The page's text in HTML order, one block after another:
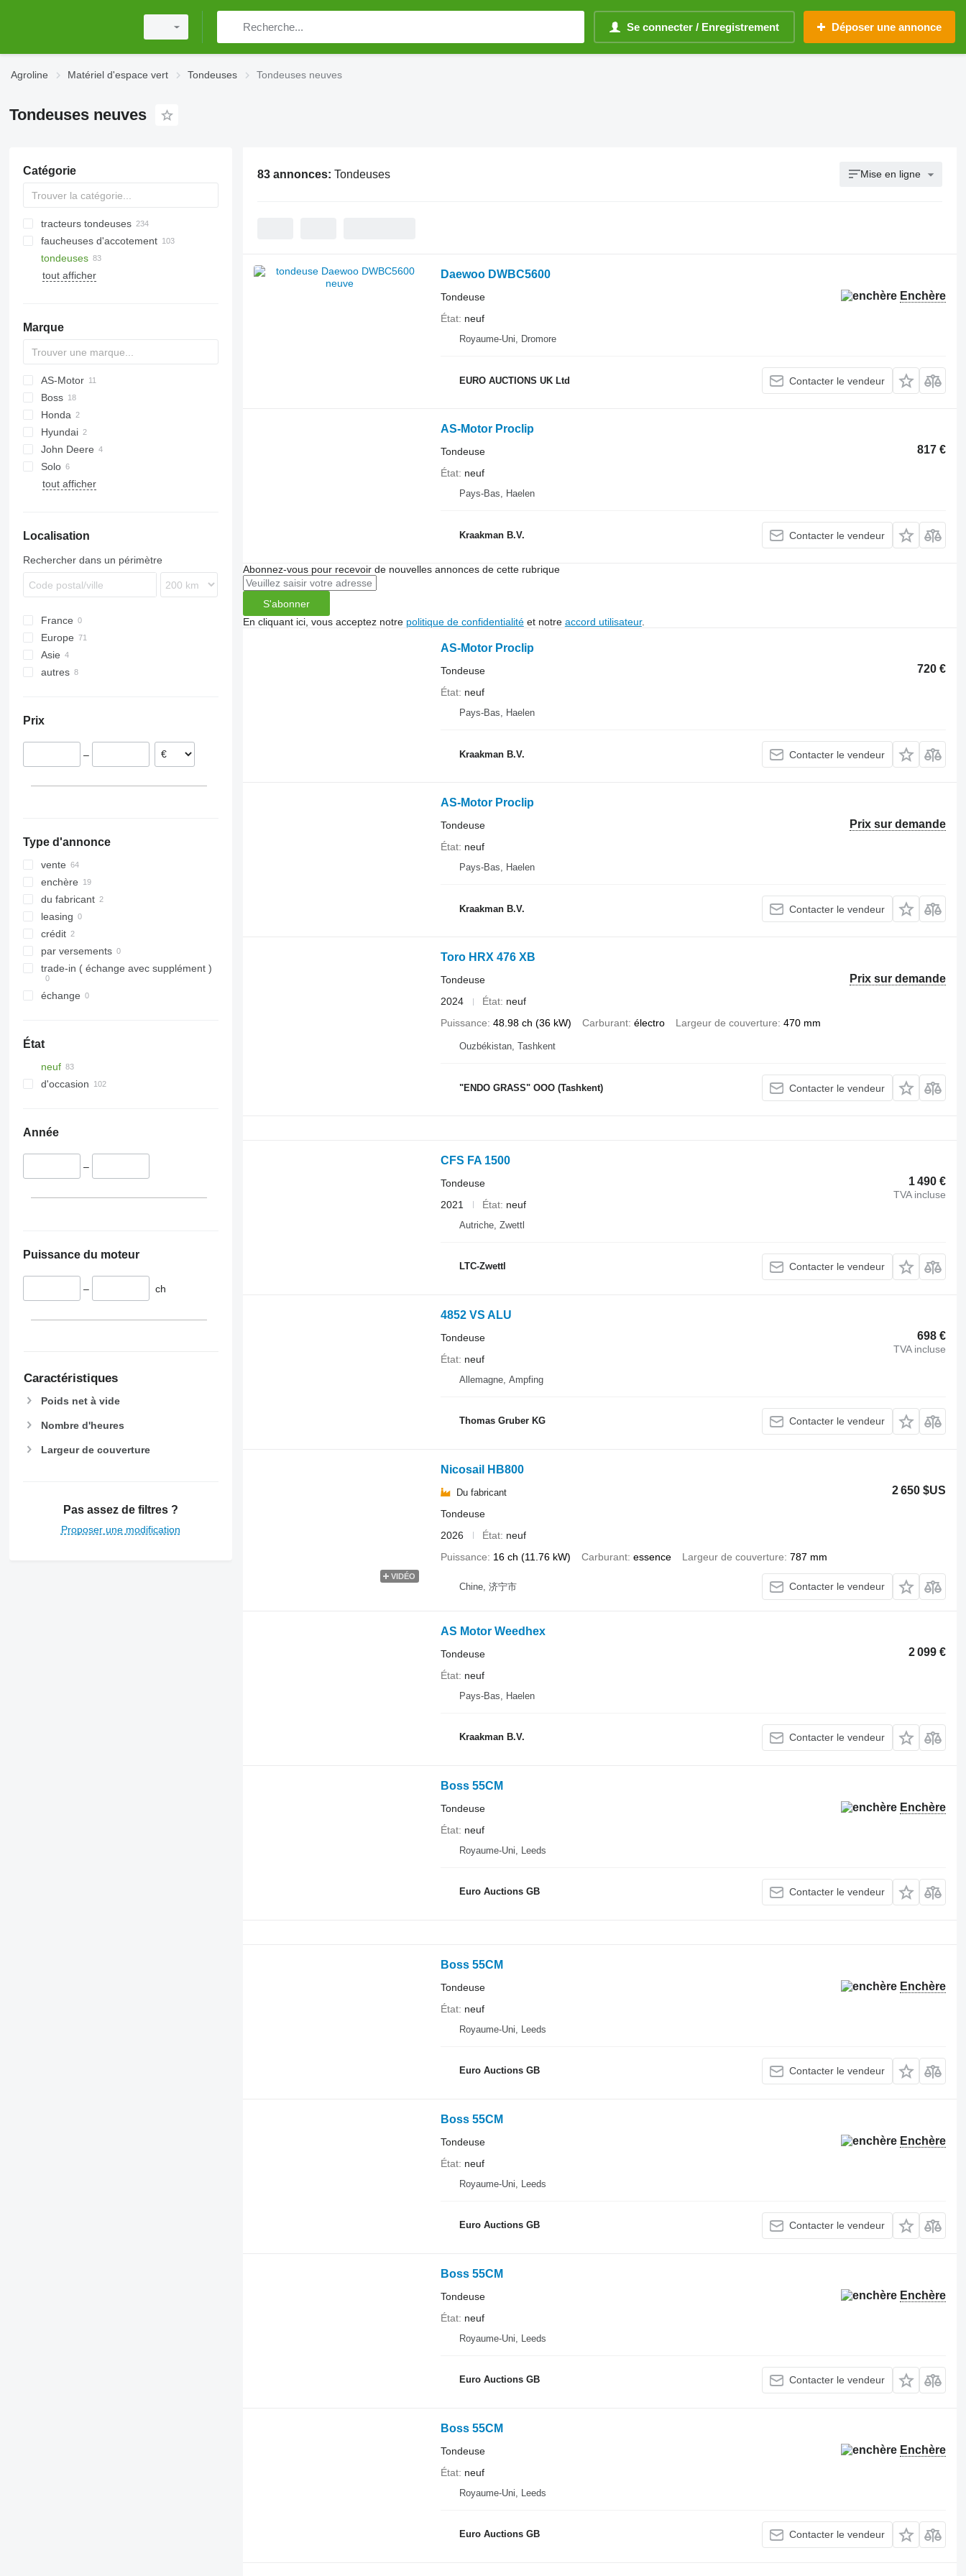
Se connecter / Enregistrement Déposer une annonce
Agroline Matériel d'espace vert Tondeuses Tondeuses neuves
Tondeuses neuves
Catégorie
tracteurs tondeuses
faucheuses d'accotement
tondeuses
équipements de protection
individuelle
sécateurs
pelles
tout afficher
Marque
AS-Motor
AS
Boss
E
Honda
HRD
HRH
Hyundai
John Deere
Solo
RMA
tout afficher
Localisation
Rechercher dans un périmètre
France
Europe
Allemagne
Autriche
Asie
Ouzbékistan
autres
Prix
–
Type d'annonce
vente
enchère
du fabricant
leasing
crédit
par versements
trade-in ( échange avec supplément )
échange
État
neuf
d'occasion
Année
–
Puissance du moteur
– ch
Caractéristiques
Poids net à vide
Nombre d'heures
Largeur de couverture
Pas assez de filtres ?
Proposer une modification
83 annonces: Tondeuses Mise en ligne
Daewoo DWBC5600
Enchère
Tondeuse
État neuf
Royaume-Uni, Dromore
EURO AUCTIONS UK Ltd Contacter le vendeur
AS-Motor Proclip
817 €
Tondeuse
État neuf
Pays-Bas, Haelen
Kraakman B.V. Contacter le vendeur
Abonnez-vous pour recevoir de nouvelles annonces de cette rubrique
S'abonner
En cliquant ici, vous acceptez notre politique de confidentialitéet notre accord utilisateur.
AS-Motor Proclip
720 €
Tondeuse
État neuf
Pays-Bas, Haelen
Kraakman B.V. Contacter le vendeur
AS-Motor Proclip
Prix sur demande
Tondeuse
État neuf
Pays-Bas, Haelen
Kraakman B.V. Contacter le vendeur
Toro HRX 476 XB
Prix sur demande
Tondeuse
2024
État neuf
Puissance 48.98 ch (36 kW) Carburant électro Largeur de couverture 470 mm
Ouzbékistan, Tashkent
"ENDO GRASS" OOO (Tashkent) Contacter le vendeur
CFS FA 1500
1 490 €
TVA incluse
Tondeuse
2021
État neuf
Autriche, Zwettl
LTC-Zwettl Contacter le vendeur
4852 VS ALU
698 €
TVA incluse
Tondeuse
État neuf
Allemagne, Ampfing
Thomas Gruber KG Contacter le vendeur
VIDÉO
Nicosail HB800
2 650 $US
Du fabricant
Tondeuse
2026
État neuf
Puissance
16 ch (11.76 kW) Carburant essence Largeur de couverture 787 mm
Chine, 济宁市 Contacter le vendeur
AS Motor Weedhex
2 099 €
Tondeuse
État neuf
Pays-Bas, Haelen
Kraakman B.V. Contacter le vendeur
Boss 55CM
Enchère
Tondeuse
État neuf
Royaume-Uni, Leeds
Euro Auctions GB Contacter le vendeur
Boss 55CM
Enchère
Tondeuse
État neuf
Royaume-Uni, Leeds
Euro Auctions GB Contacter le vendeur
Boss 55CM
Enchère
Tondeuse
État neuf
Royaume-Uni, Leeds
Euro Auctions GB Contacter le vendeur
Boss 55CM
Enchère
Tondeuse
État neuf
Royaume-Uni, Leeds
Euro Auctions GB Contacter le vendeur
Boss 55CM
Enchère
Tondeuse
État neuf
Royaume-Uni, Leeds
Euro Auctions GB Contacter le vendeur